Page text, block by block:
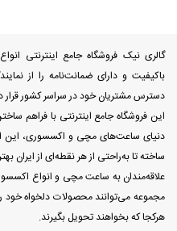
گالری نیک فروشگاه جامع اینترنتی
باکیفیت و دارای ضمانت‌نامه را از
دسترس مشتریان خود در سراسر کشور قرار
این فروشگاه جامع اینترنتی با فراهم
دنیای ساعت‌های مچی و اکسسوری، این
ساخته تا به‌راحتی از هر نقطه‌ای از ایران
علاقه‌مندان به ساعت مچی و انواع
مجموعه می‌توانند محصولات دلخواه خود
هرکجا که بخواهند تحویل بگیرند.